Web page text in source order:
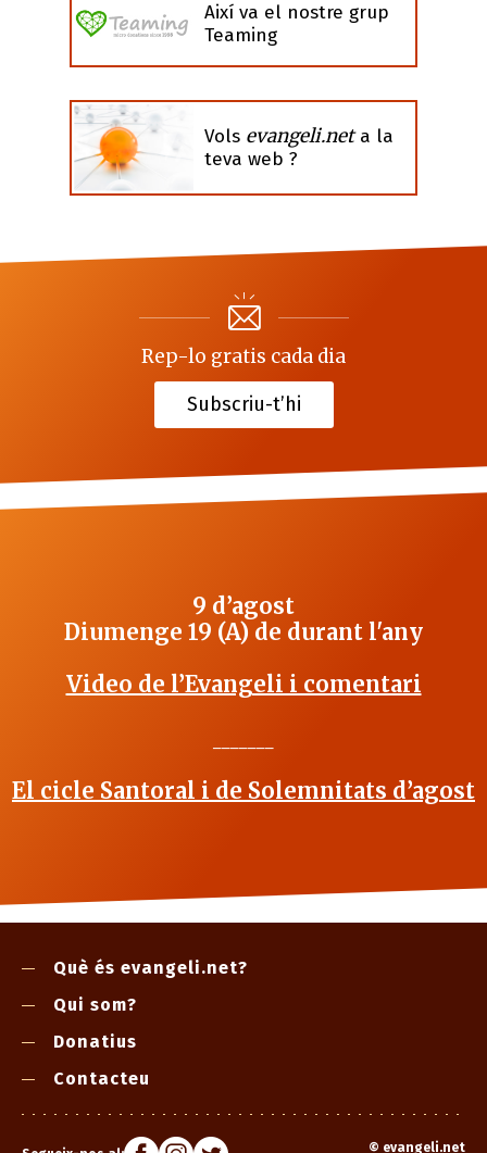
Així va el nostre grup
Teaming
Vols evangeli.neta la
teva web ?
Rep-lo gratis cada dia
Subscriu-t’hi
9 d’agost
Diumenge 19 (A) de durant l'any
Video de l’Evangeli i comentari
El cicle Santoral i de Solemnitats d’agost
Què és evangeli.net?
Qui som?
Donatius
Contacteu
© evangeli.net